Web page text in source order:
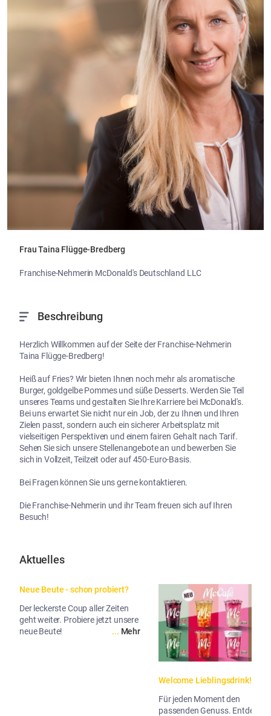
Frau Taina Flügge-Bredberg
Franchise-Nehmerin McDonald's Deutschland LLC
Beschreibung
Herzlich Willkommen auf der Seite der Franchise-Nehmerin
Taina Flügge-Bredberg!
Heiß auf Fries? Wir bieten Ihnen noch mehr als aromatische
Burger, goldgelbe Pommes und süße Desserts. Werden Sie Teil
unseres Teams und gestalten Sie Ihre Karriere bei McDonald's.
Bei uns erwartet Sie nicht nur ein Job, der zu Ihnen und Ihren
Zielen passt, sondern auch ein sicherer Arbeitsplatz mit
vielseitigen Perspektiven und einem fairen Gehalt nach Tarif.
Sehen Sie sich unsere Stellenangebote an und bewerben Sie
sich in Vollzeit, Teilzeit oder auf 450-Euro-Basis.
Bei Fragen können Sie uns gerne kontaktieren.
Die Franchise-Nehmerin und ihr Team freuen sich auf Ihren
Besuch!
Aktuelles
Neue Beute - schon probiert?
Der leckerste Coup aller Zeiten
geht weiter. Probiere jetzt unsere
neue Beute!
... Mehr
Welcome Lieblingsdrink!
Für jeden Moment den
passenden Genuss. Entdecke